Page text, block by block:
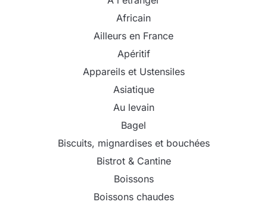
Africain
Ailleurs en France
Apéritif
Appareils et Ustensiles
Asiatique
Au levain
Bagel
Biscuits, mignardises et bouchées
Bistrot & Cantine
Boissons
Boissons chaudes